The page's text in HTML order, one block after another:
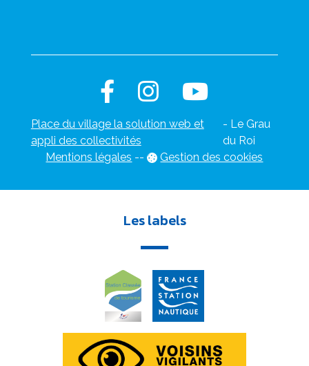
Place du village la solution web et
appli des collectivités
- Le Grau
du Roi
Mentions légales -- Gestion des cookies
Les labels